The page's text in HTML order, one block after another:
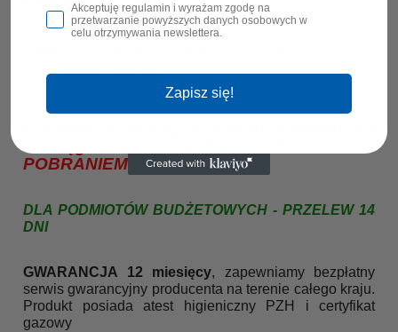
- moc grzewcza: 7,0kW
POBRANIEM" jak poniżej
DLA PODMIOTÓW BUDŻETOWYCH - PRZELEW 14
DNI
GWARANCJA 12 miesięcy, zapewniamy bezpłatny
serwis gwarancyjny producenta na terenie całego kraju.
Produkt posiada atest higieniczny PZH i certyfikat
gazowy
Akceptuję regulamin i wyrażam zgodę na
przetwarzanie powyższych danych osobowych w
celu otrzymywania newslettera.
Zapisz się!